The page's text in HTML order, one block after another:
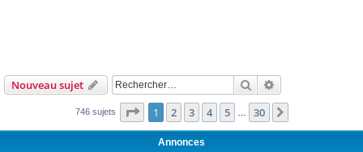
Nouveau sujet Rechercher
746 sujets Page 1sur30
1 2 3 4 5 30
Annonces